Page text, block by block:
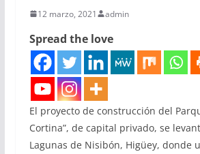
12 marzo, 2021 admin
Spread the love
El proyecto de construcción del
Cortina”, de capital privado, se
Lagunas de Nisibón, Higüey, donde